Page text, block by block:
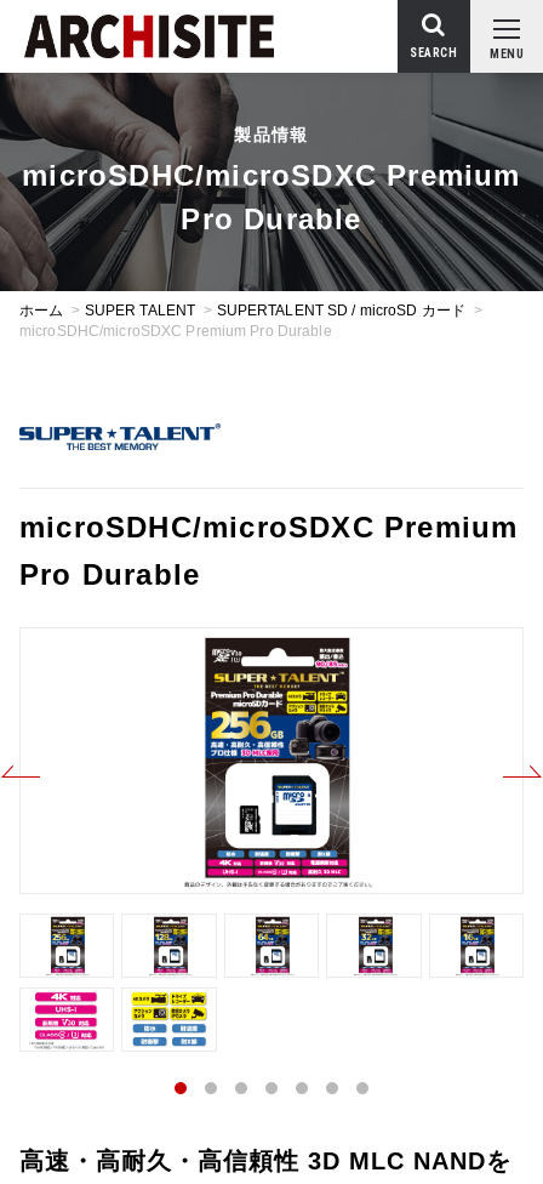
MENU
SEARCH
製品情報
microSDHC/microSDXC Premium
Pro Durable
ホーム > SUPER TALENT > SUPERTALENT SD / microSD カード >
microSDHC/microSDXC Premium Pro Durable
microSDHC/microSDXC Premium
Pro Durable
高速・高耐久・高信頼性 3D MLC NANDを